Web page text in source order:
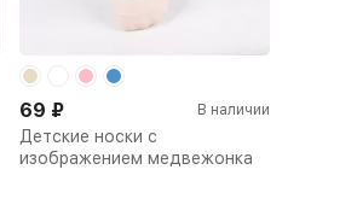
Детские носки с
изображением медвежонка
69 ₽ В наличии